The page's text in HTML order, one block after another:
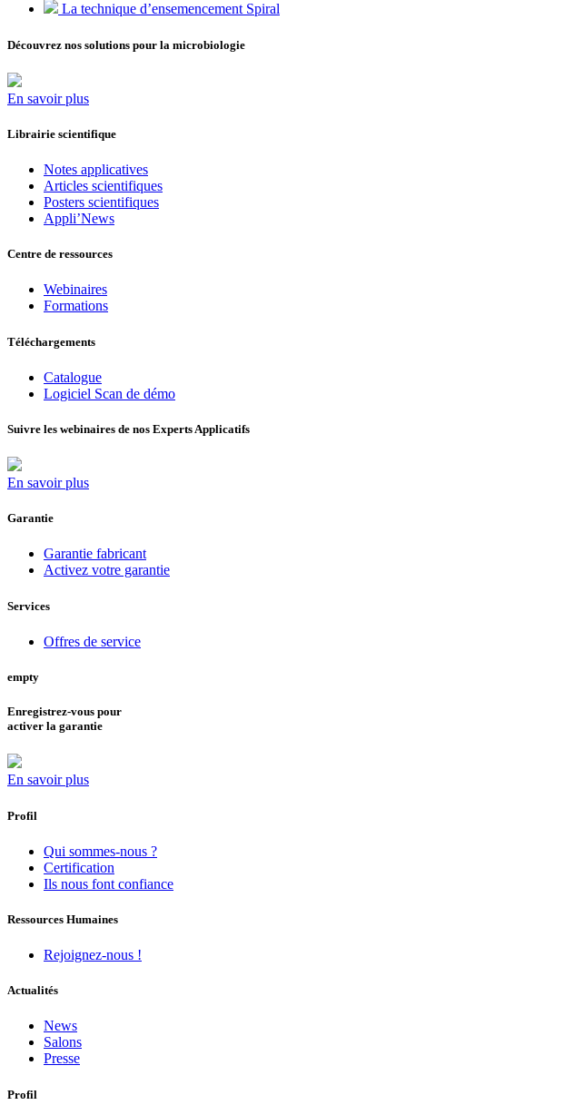
La technique d’ensemencement Spiral
Découvrez nos solutions pour la microbiologie
En savoir plus
Librairie scientifique
Notes applicatives
Articles scientifiques
Posters scientifiques
Appli’News
Centre de ressources
Webinaires
Formations
Téléchargements
Catalogue
Logiciel Scan de démo
Suivre les webinaires de nos Experts Applicatifs
En savoir plus
Garantie
Garantie fabricant
Activez votre garantie
Services
Offres de service
empty
Enregistrez-vous pour
activer la garantie
En savoir plus
Profil
Qui sommes-nous ?
Certification
Ils nous font confiance
Ressources Humaines
Rejoignez-nous !
Actualités
News
Salons
Presse
Profil